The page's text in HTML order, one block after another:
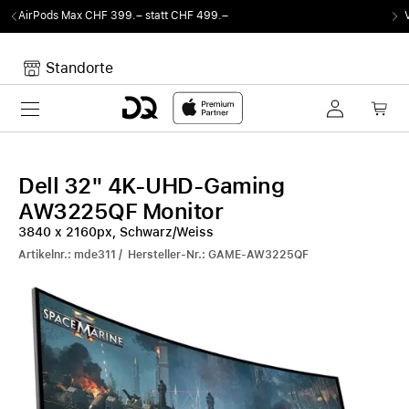
Von Sound auf Fun. DQ Radio by my105
Standorte
Toggle navigation
Dell 32" 4K-UHD-Gaming
AW3225QF Monitor
3840 x 2160px, Schwarz/Weiss
Artikelnr.: mde311 / Hersteller-Nr.: GAME-AW3225QF